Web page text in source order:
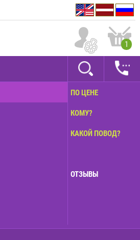
1
ПО ЦЕНЕ
КОМУ?
КАКОЙ ПОВОД?
ОТЗЫВЫ